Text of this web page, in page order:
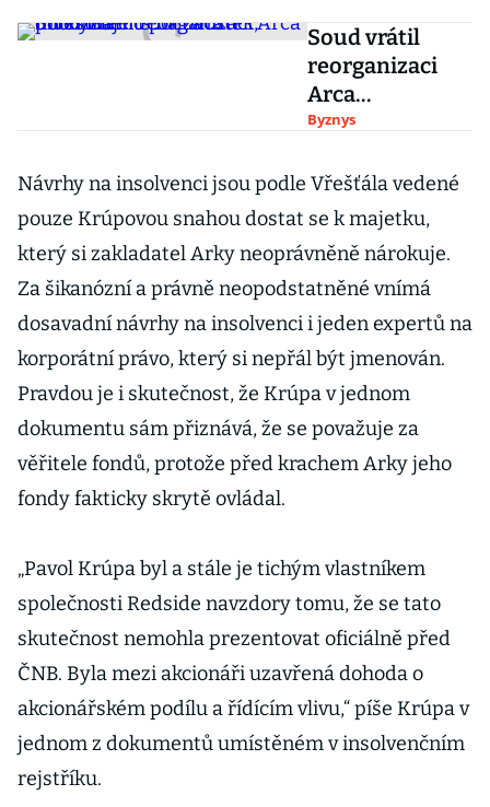
Soud vrátil
reorganizaci
Arca
Investments na
pochybuje o
poctivosti
dlužníka
Byznys
Návrhy na insolvenci jsou podle Vřešťála vedené
pouze Krúpovou snahou dostat se k majetku,
který si zakladatel Arky neoprávněně nárokuje.
Za šikanózní a právně neopodstatněné vnímá
dosavadní návrhy na insolvenci i jeden expertů na
korporátní právo, který si nepřál být jmenován.
Pravdou je i skutečnost, že Krúpa v jednom
dokumentu sám přiznává, že se považuje za
věřitele fondů, protože před krachem Arky jeho
fondy fakticky skrytě ovládal.
„Pavol Krúpa byl a stále je tichým vlastníkem
společnosti Redside navzdory tomu, že se tato
skutečnost nemohla prezentovat oficiálně před
ČNB. Byla mezi akcionáři uzavřená dohoda o
akcionářském podílu a řídícím vlivu,“ píše Krúpa v
jednom z dokumentů umístěném v insolvenčním
rejstříku.